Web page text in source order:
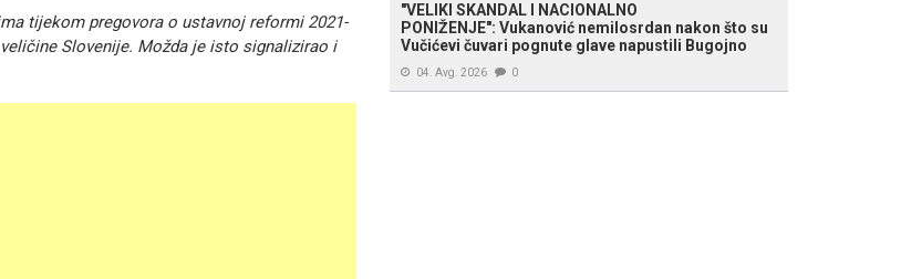
tijekom pregovora o ustavnoj reformi 2021-
Slovenije. Možda je isto signalizirao i
"VELIKI SKANDAL I NACIONALNO
PONIŽENJE": Vukanović nemilosrdan nakon što su
Vučićevi čuvari pognute glave napustili Bugojno
04. Avg. 2026 0